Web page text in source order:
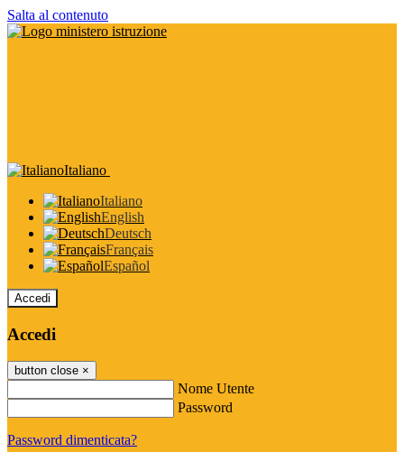
Salta al contenuto
Italiano
Italiano
English
Deutsch
Français
Español
Accedi
Accedi
button close ×
Nome Utente
Password
Password dimenticata?